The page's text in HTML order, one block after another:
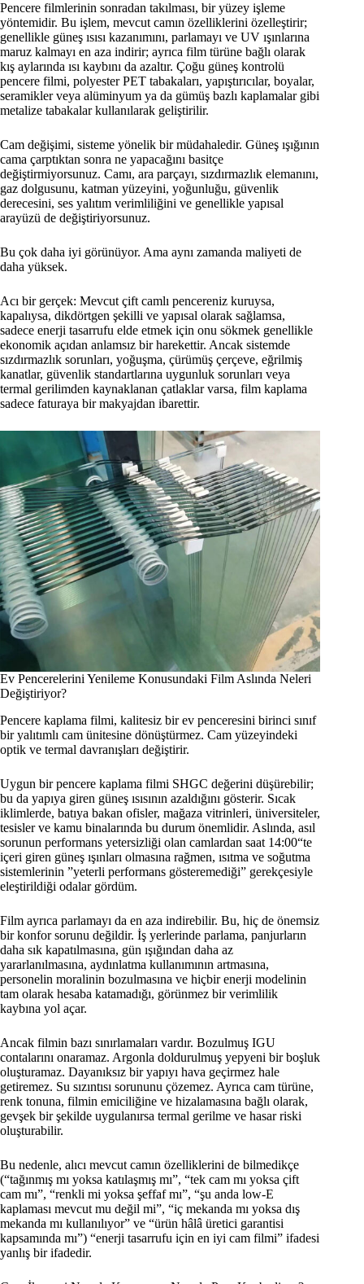
Pencere filmlerinin sonradan takılması, bir yüzey işleme
yöntemidir. Bu işlem, mevcut camın özelliklerini özelleştirir;
genellikle güneş ısısı kazanımını, parlamayı ve UV ışınlarına
maruz kalmayı en aza indirir; ayrıca film türüne bağlı olarak
kış aylarında ısı kaybını da azaltır. Çoğu güneş kontrolü
pencere filmi, polyester PET tabakaları, yapıştırıcılar, boyalar,
seramikler veya alüminyum ya da gümüş bazlı kaplamalar gibi
metalize tabakalar kullanılarak geliştirilir.
Cam değişimi, sisteme yönelik bir müdahaledir. Güneş ışığının
cama çarptıktan sonra ne yapacağını basitçe
değiştirmiyorsunuz. Camı, ara parçayı, sızdırmazlık elemanını,
gaz dolgusunu, katman yüzeyini, yoğunluğu, güvenlik
derecesini, ses yalıtım verimliliğini ve genellikle yapısal
arayüzü de değiştiriyorsunuz.
Bu çok daha iyi görünüyor. Ama aynı zamanda maliyeti de
daha yüksek.
Acı bir gerçek: Mevcut çift camlı pencereniz kuruysa,
kapalıysa, dikdörtgen şekilli ve yapısal olarak sağlamsa,
sadece enerji tasarrufu elde etmek için onu sökmek genellikle
ekonomik açıdan anlamsız bir harekettir. Ancak sistemde
sızdırmazlık sorunları, yoğuşma, çürümüş çerçeve, eğrilmiş
kanatlar, güvenlik standartlarına uygunluk sorunları veya
termal gerilimden kaynaklanan çatlaklar varsa, film kaplama
sadece faturaya bir makyajdan ibarettir.
Ev Pencerelerini Yenileme Konusundaki Film Aslında Neleri
Değiştiriyor?
Pencere kaplama filmi, kalitesiz bir ev penceresini birinci sınıf
bir yalıtımlı cam ünitesine dönüştürmez. Cam yüzeyindeki
optik ve termal davranışları değiştirir.
Uygun bir pencere kaplama filmi SHGC değerini düşürebilir;
bu da yapıya giren güneş ısısının azaldığını gösterir. Sıcak
iklimlerde, batıya bakan ofisler, mağaza vitrinleri, üniversiteler,
tesisler ve kamu binalarında bu durum önemlidir. Aslında, asıl
sorunun performans yetersizliği olan camlardan saat 14:00“te
içeri giren güneş ışınları olmasına rağmen, ısıtma ve soğutma
sistemlerinin ”yeterli performans gösteremediği” gerekçesiyle
eleştirildiği odalar gördüm.
Film ayrıca parlamayı da en aza indirebilir. Bu, hiç de önemsiz
bir konfor sorunu değildir. İş yerlerinde parlama, panjurların
daha sık kapatılmasına, gün ışığından daha az
yararlanılmasına, aydınlatma kullanımının artmasına,
personelin moralinin bozulmasına ve hiçbir enerji modelinin
tam olarak hesaba katamadığı, görünmez bir verimlilik
kaybına yol açar.
Ancak filmin bazı sınırlamaları vardır. Bozulmuş IGU
contalarını onaramaz. Argonla doldurulmuş yepyeni bir boşluk
oluşturamaz. Dayanıksız bir yapıyı hava geçirmez hale
getiremez. Su sızıntısı sorununu çözemez. Ayrıca cam türüne,
renk tonuna, filmin emiciliğine ve hizalamasına bağlı olarak,
gevşek bir şekilde uygulanırsa termal gerilme ve hasar riski
oluşturabilir.
Bu nedenle, alıcı mevcut camın özelliklerini de bilmedikçe
(“tağınmış mı yoksa katılaşmış mı”, “tek cam mı yoksa çift
cam mı”, “renkli mi yoksa şeffaf mı”, “şu anda low-E
kaplaması mevcut mu değil mi”, “iç mekanda mı yoksa dış
mekanda mı kullanılıyor” ve “ürün hâlâ üretici garantisi
kapsamında mı”) “enerji tasarrufu için en iyi cam filmi” ifadesi
yanlış bir ifadedir.